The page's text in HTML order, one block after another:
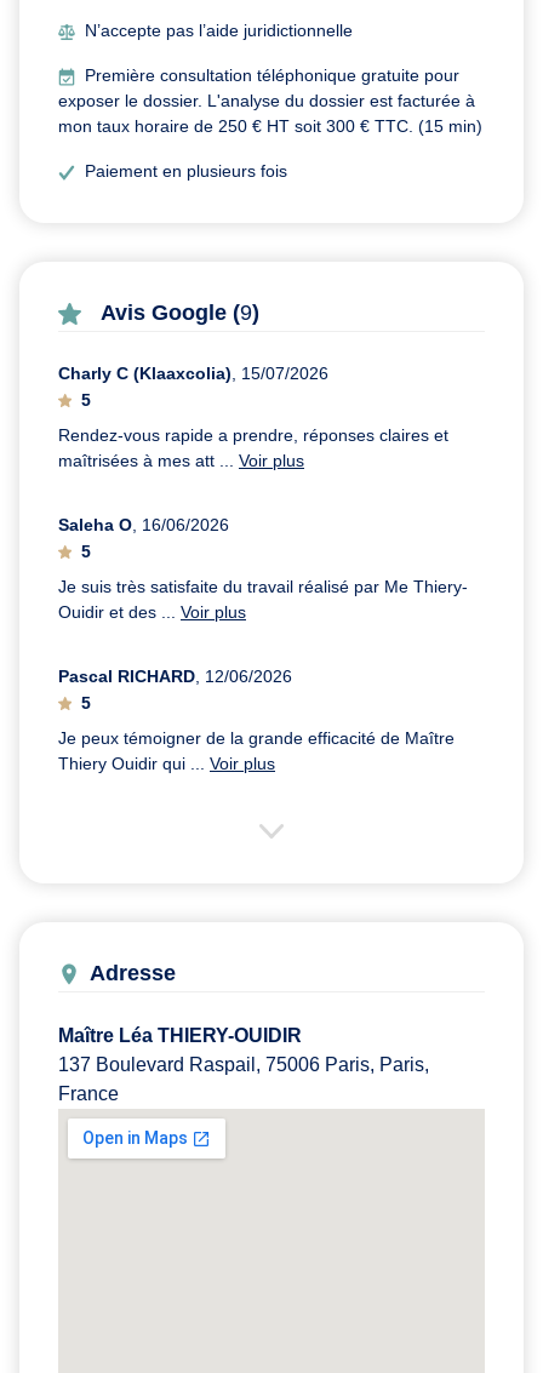
N’accepte pas l’aide juridictionnelle
Première consultation téléphonique gratuite pour
exposer le dossier. L'analyse du dossier est facturée à
mon taux horaire de 250 € HT soit 300 € TTC. (15 min)
Paiement en plusieurs fois
Avis Google (9)
Charly C (Klaaxcolia), 15/07/2026
5
Rendez-vous rapide a prendre, réponses claires et
maîtrisées à mes att ... Voir plus
Saleha O, 16/06/2026
5
Je suis très satisfaite du travail réalisé par Me Thiery-
Ouidir et des ... Voir plus
Pascal RICHARD, 12/06/2026
5
Je peux témoigner de la grande efficacité de Maître
Thiery Ouidir qui ... Voir plus
Adresse
Maître Léa THIERY-OUIDIR
137 Boulevard Raspail, 75006 Paris, Paris,
France